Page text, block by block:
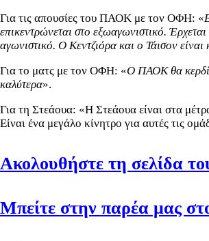
Για τις απουσίες του ΠΑΟΚ με τον ΟΦΗ: «
επικεντρώνεται στο εξωαγωνιστικό.
αγωνιστικό. Ο Κεντζιόρα και ο Τάισον
Για το ματς με τον ΟΦΗ: «Ο ΠΑΟΚ θα
καλύτερα».
Για τη Στεάουα: «Η Στεάουα είναι στα
Είναι ένα μεγάλο κίνητρο για αυτές τις
Ακολουθήστε τη σελίδα
Μπείτε στην παρέα μας